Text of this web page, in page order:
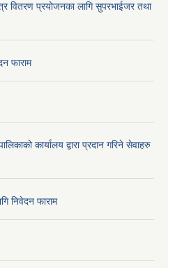
वितरण प्रयोजनका लागि सुपरभाईजर तथा
फाराम
कार्यालय द्वारा प्रदान गरिने सेवाहरु
निवेदन फाराम